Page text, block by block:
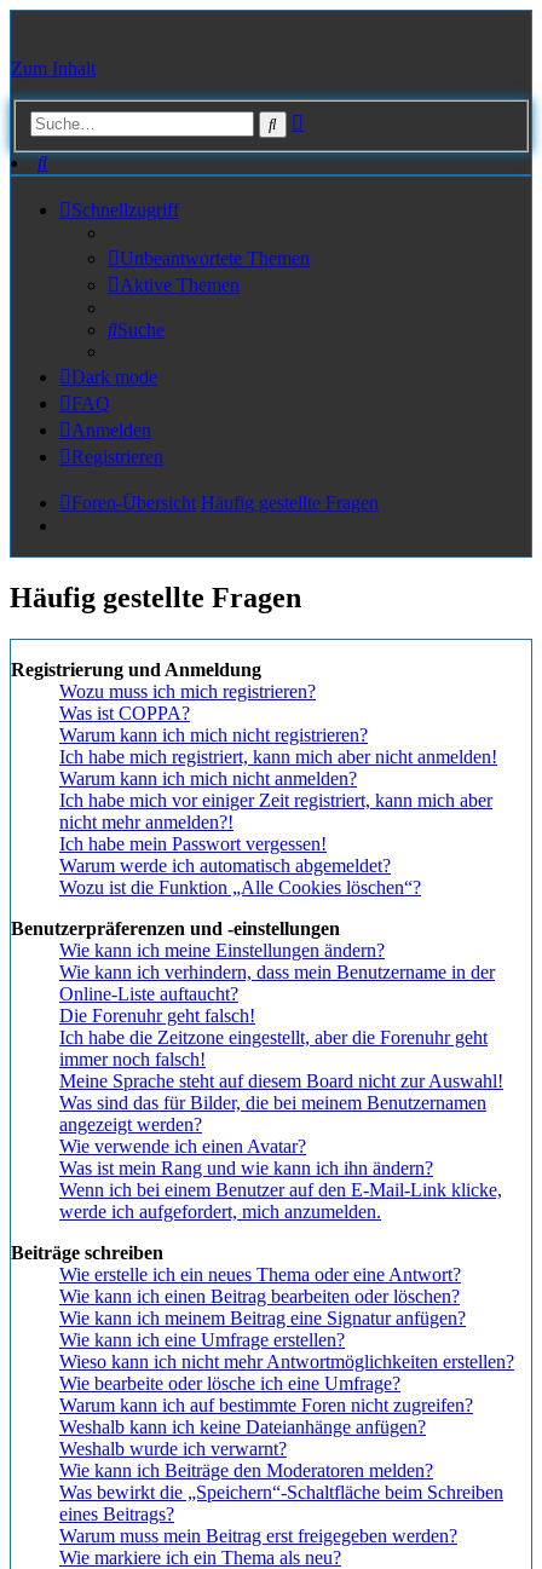
Zum Inhalt
Suche
Suche
Schnellzugriff
Unbeantwortete Themen
Aktive Themen
Suche
Dark mode
FAQ
Anmelden
Registrieren
Foren-Übersicht Häufig gestellte Fragen
Häufig gestellte Fragen
Registrierung und Anmeldung
Wozu muss ich mich registrieren?
Was ist COPPA?
Warum kann ich mich nicht registrieren?
Ich habe mich registriert, kann mich aber nicht anmelden!
Warum kann ich mich nicht anmelden?
Ich habe mich vor einiger Zeit registriert, kann mich aber
nicht mehr anmelden?!
Ich habe mein Passwort vergessen!
Warum werde ich automatisch abgemeldet?
Wozu ist die Funktion „Alle Cookies löschen“?
Benutzerpräferenzen und -einstellungen
Wie kann ich meine Einstellungen ändern?
Wie kann ich verhindern, dass mein Benutzername in der
Online-Liste auftaucht?
Die Forenuhr geht falsch!
Ich habe die Zeitzone eingestellt, aber die Forenuhr geht
immer noch falsch!
Meine Sprache steht auf diesem Board nicht zur Auswahl!
Was sind das für Bilder, die bei meinem Benutzernamen
angezeigt werden?
Wie verwende ich einen Avatar?
Was ist mein Rang und wie kann ich ihn ändern?
Wenn ich bei einem Benutzer auf den E-Mail-Link klicke,
werde ich aufgefordert, mich anzumelden.
Beiträge schreiben
Wie erstelle ich ein neues Thema oder eine Antwort?
Wie kann ich einen Beitrag bearbeiten oder löschen?
Wie kann ich meinem Beitrag eine Signatur anfügen?
Wie kann ich eine Umfrage erstellen?
Wieso kann ich nicht mehr Antwortmöglichkeiten erstellen?
Wie bearbeite oder lösche ich eine Umfrage?
Warum kann ich auf bestimmte Foren nicht zugreifen?
Weshalb kann ich keine Dateianhänge anfügen?
Weshalb wurde ich verwarnt?
Wie kann ich Beiträge den Moderatoren melden?
Was bewirkt die „Speichern“-Schaltfläche beim Schreiben
eines Beitrags?
Warum muss mein Beitrag erst freigegeben werden?
Wie markiere ich ein Thema als neu?